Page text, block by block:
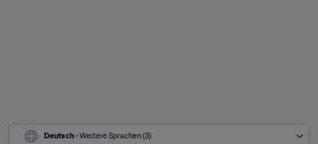
Deutsch - Weitere Sprachen (3)